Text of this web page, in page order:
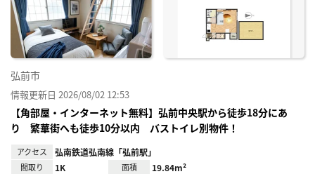
弘前市
情報更新日 2026/08/02 12:53
【角部屋・インターネット無料】弘前中央駅から徒歩18分にあ
り 繁華街へも徒歩10分以内 バストイレ別物件！
アクセス 弘南鉄道弘南線「弘前駅」
間取り 1K 面積 19.84m²